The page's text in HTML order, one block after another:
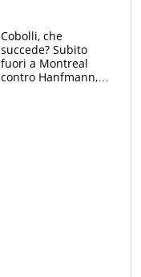
Esposito ma la
garanzia è Stankovic
Cobolli, che
succede? Subito
fuori a Montreal
contro Hanfmann,